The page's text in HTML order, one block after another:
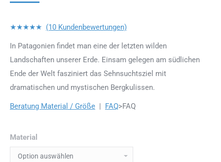
★★★★★ (10 Kundenbewertungen)
In Patagonien findet man eine der letzten wilden
Landschaften unserer Erde. Einsam gelegen am südlichen
Ende der Welt fasziniert das Sehnsuchtsziel mit
dramatischen und mystischen Bergkulissen.
Beratung Material / Größe | FAQ>FAQ
Material